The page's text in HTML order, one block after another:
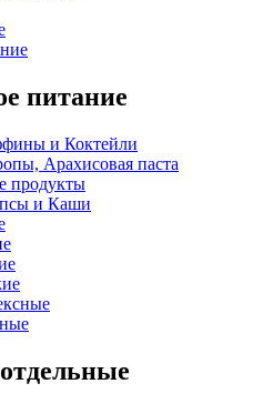
питание
и Коктейли
Арахисовая паста
продукты
и Каши